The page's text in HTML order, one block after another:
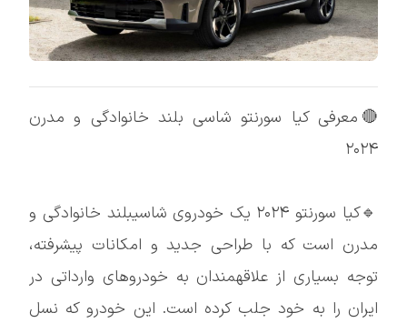
🔴معرفی کیا سورنتو شاسی بلند خانوادگی و مدرن
۲۰۲۴
🔹کیا سورنتو ۲۰۲۴ یک خودروی شاسیبلند خانوادگی و
مدرن است که با طراحی جدید و امکانات پیشرفته،
توجه بسیاری از علاقهمندان به خودروهای وارداتی در
ایران را به خود جلب کرده است. این خودرو که نسل